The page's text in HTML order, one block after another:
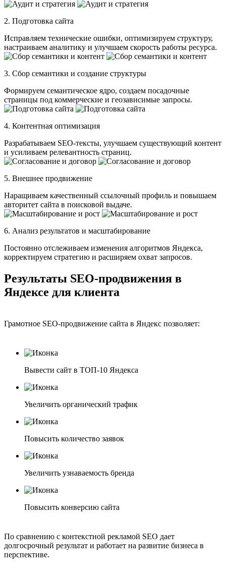
2. Подготовка сайта
Исправляем технические ошибки, оптимизируем структуру,
настраиваем аналитику и улучшаем скорость работы ресурса.
3. Сбор семантики и создание структуры
Формируем семантическое ядро, создаем посадочные
страницы под коммерческие и геозависимые запросы.
4. Контентная оптимизация
Разрабатываем SEO-тексты, улучшаем существующий контент
и усиливаем релевантность страниц.
5. Внешнее продвижение
Наращиваем качественный ссылочный профиль и повышаем
авторитет сайта в поисковой выдаче.
6. Анализ результатов и масштабирование
Постоянно отслеживаем изменения алгоритмов Яндекса,
корректируем стратегию и расширяем охват запросов.
Результаты SEO-продвижения в
Яндексе для клиента
Грамотное SEO-продвижение сайта в Яндекс позволяет:
Вывести сайт в ТОП-10 Яндекса
Увеличить органический трафик
Повысить количество заявок
Увеличить узнаваемость бренда
Повысить конверсию сайта
По сравнению с контекстной рекламой SEO дает
долгосрочный результат и работает на развитие бизнеса в
перспективе.